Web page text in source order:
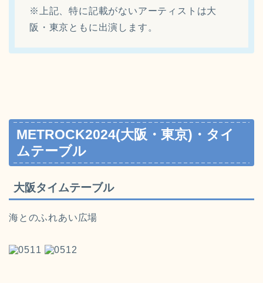
※上記、特に記載がないアーティストは大
阪・東京ともに出演します。
METROCK2024(大阪・東京)・タイ
ムテーブル
大阪タイムテーブル
海とのふれあい広場